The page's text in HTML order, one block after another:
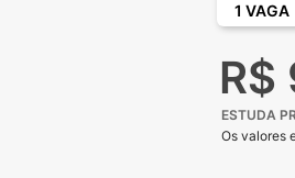
1 VAGA
R$
ESTUDA
Os valores